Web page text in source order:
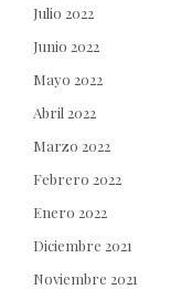
Julio 2022
Junio 2022
Mayo 2022
Abril 2022
Marzo 2022
Febrero 2022
Enero 2022
Diciembre 2021
Noviembre 2021